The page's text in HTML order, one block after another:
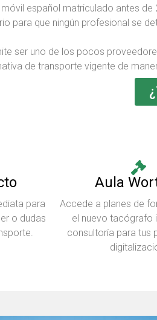
español matriculado antes
para que ningún profesional se
ser uno de los pocos
de transporte vigente de
para
o dudas
Aula
Accede a planes de
el nuevo tacógrafo
consultoría para tus